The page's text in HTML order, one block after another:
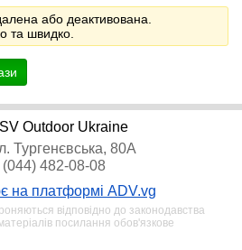
або деактивована.
та швидко.
Outdoor Ukraine
Тургенєвська, 80А
(044) 482-08-08
на платформі ADV.vg
відповідно до законодавства
посилання обов'язкове